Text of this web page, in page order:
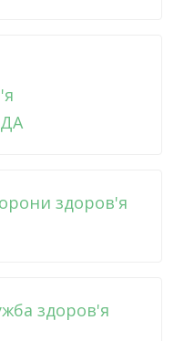
здоров'я
здоров'я